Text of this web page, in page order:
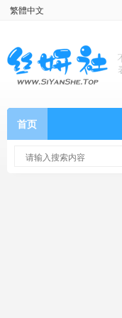
繁體中文
首页